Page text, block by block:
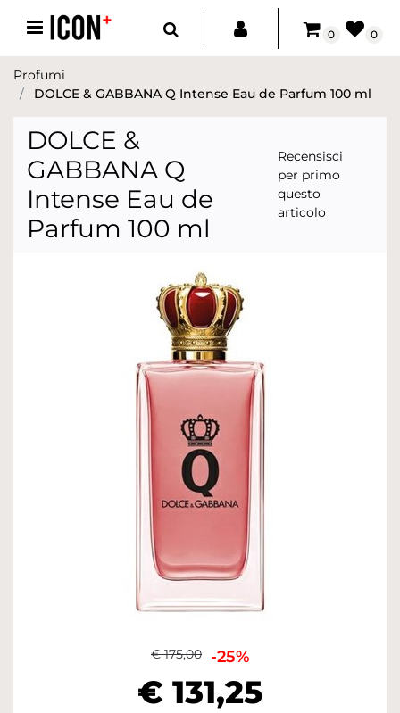
Open menu
0 0
Profumi
DOLCE & GABBANA Q Intense Eau de Parfum 100 ml
DOLCE &
GABBANA Q
Intense Eau de
Parfum 100 ml
Recensisci
per primo
questo
articolo
€ 175,00 -25%
€ 131,25